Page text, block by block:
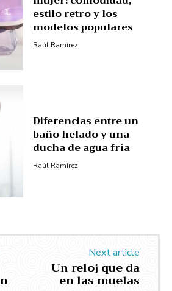
estilo retro y los
modelos populares
Raúl Ramírez
Diferencias entre un
baño helado y una
ducha de agua fría
Raúl Ramírez
Next article
Un reloj que da
en las muelas